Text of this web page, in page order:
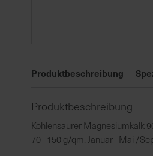
der
springen
Produktbeschreibung
Produktbeschreibung
Kohlensaurer Magnesiumkalk
70 - 150 g/qm. Januar - Mai /